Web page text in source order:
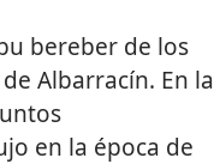
bereber de los
Albarracín. En la
en la época de